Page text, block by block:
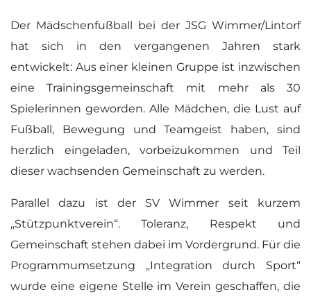
Der Mädschenfußball bei der JSG Wimmer/Lintorf
hat sich in den vergangenen Jahren stark
entwickelt: Aus einer kleinen Gruppe ist inzwischen
eine Trainingsgemeinschaft mit mehr als 30
Spielerinnen geworden. Alle Mädchen, die Lust auf
Fußball, Bewegung und Teamgeist haben, sind
herzlich eingeladen, vorbeizukommen und Teil
dieser wachsenden Gemeinschaft zu werden.
Parallel dazu ist der SV Wimmer seit kurzem
„Stützpunktverein“. Toleranz, Respekt und
Gemeinschaft stehen dabei im Vordergrund. Für die
Programmumsetzung „Integration durch Sport“
wurde eine eigene Stelle im Verein geschaffen, die